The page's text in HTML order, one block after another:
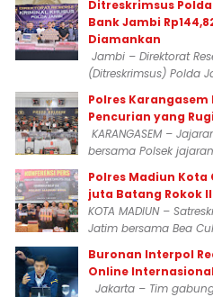
Ditreskrimsus
Bank Jambi
Diamankan
Jambi – Direktorat
(Ditreskrimsus) Polda
Polres
Pencurian yang
KARANGASEM –
bersama Polsek
Polres Madiun Kota
juta Batang Rokok
KOTA MADIUN –
Jatim bersama Bea
Buronan Interpol
Online
Jakarta – Tim